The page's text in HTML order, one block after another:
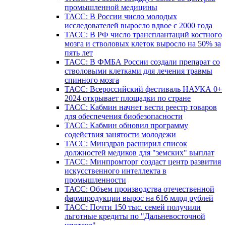
промышленной медицины
ТАСС: В России число молодых
исследователей выросло вдвое с 2000 года
ТАСС: В РФ число трансплантаций костного
мозга и стволовых клеток выросло на 50% за
пять лет
ТАСС: В ФМБА России создали препарат со
стволовыми клетками для лечения травмы
спинного мозга
ТАСС: Всероссийский фестиваль НАУКА 0+
2024 открывает площадки по стране
ТАСС: Кабмин начнет вести реестр товаров
для обеспечения биобезопасности
ТАСС: Кабмин обновил программу
содействия занятости молодежи
ТАСС: Минздрав расширил список
должностей медиков для "земских" выплат
ТАСС: Минпромторг создаст центр развития
искусственного интеллекта в
промышленности
ТАСС: Объем производства отечественной
фармпродукции вырос на 616 млрд рублей
ТАСС: Почти 150 тыс. семей получили
льготные кредиты по "Дальневосточной